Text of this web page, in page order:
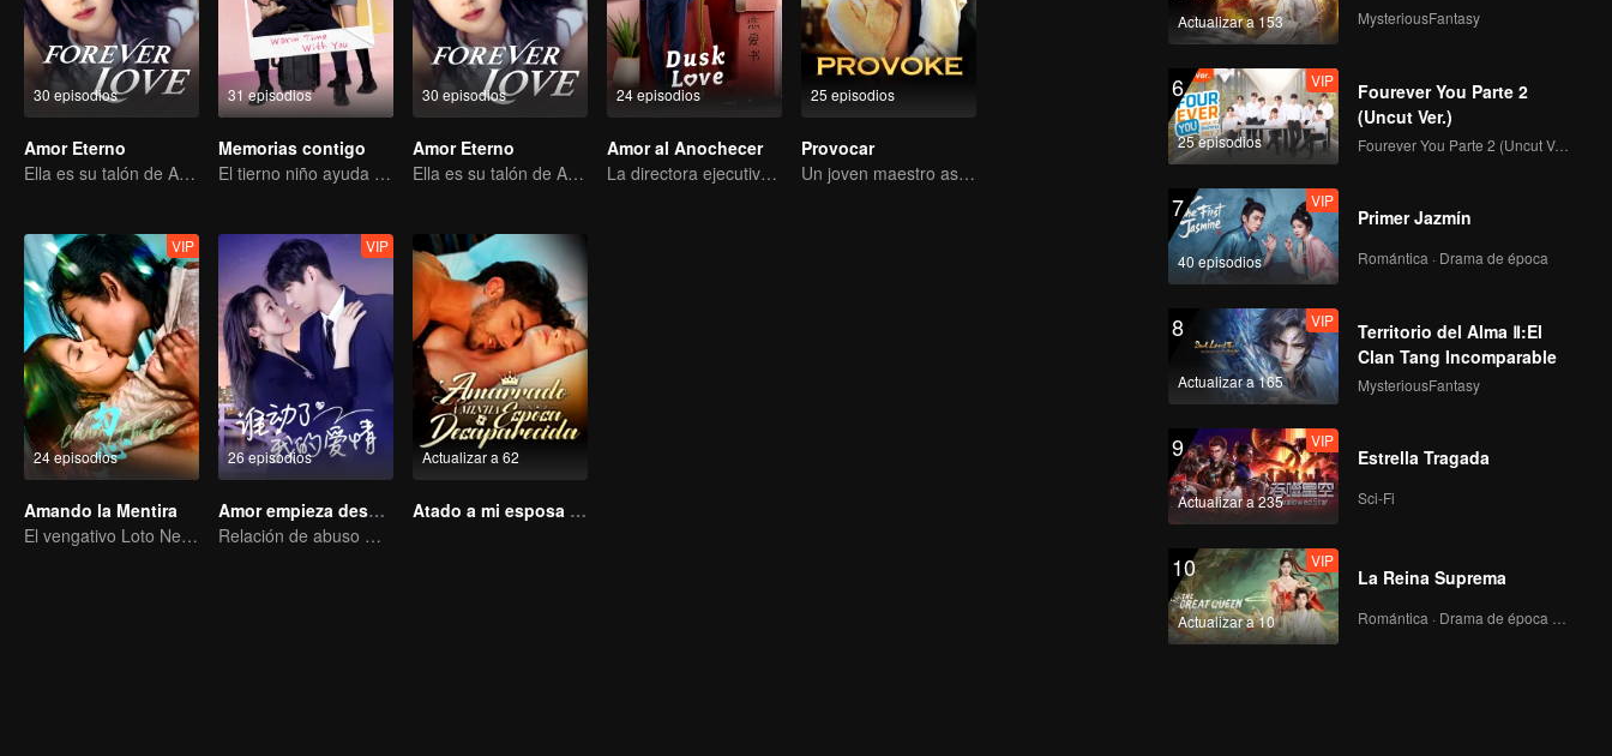
30 episodios
Amor Eterno
Ella es su talón de Aquiles y su armadura.
31 episodios
Memorias contigo
El tierno niño ayuda a que sus falsos padres conviertan la farsa en realidad
30 episodios
Amor Eterno
Ella es su talón de Aquiles y su armadura.
24 episodios
Amor al Anochecer
La directora ejecutiva se enamoró de su novio contractual
25 episodios
Provocar
Un joven maestro astuto se enamora de una cantante misteriosa
24 episodios
VIP
Amando la Mentira
El vengativo Loto Negro se enamora del joven maestro pícaro
26 episodios
VIP
Amor empieza después del divorcio
Relación de abuso mutuo: difícil de romper.
Actualizar a 62
Atado a mi esposa desaparecida
Actualizar a 153 MysteriousFantasy
6
25 episodios
VIP
Fourever You Parte 2
(Uncut Ver.)
Fourever You Parte 2 (Uncut Ver.)
7
40 episodios
VIP
Primer Jazmín
Romántica · Drama de época
8
Actualizar a 165
VIP
Territorio del Alma Ⅱ:El
Clan Tang Incomparable
MysteriousFantasy
9
Actualizar a 235
VIP
Estrella Tragada
Sci-Fi
10
Actualizar a 10
VIP
La Reina Suprema